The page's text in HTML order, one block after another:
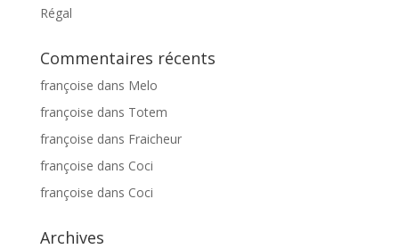
Régal
Commentaires récents
françoise dans Melo
françoise dans Totem
françoise dans Fraicheur
françoise dans Coci
françoise dans Coci
Archives